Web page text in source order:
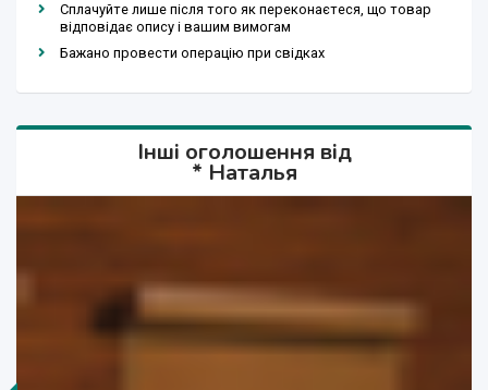
Сплачуйте лише після того як переконаєтеся, що товар
відповідає опису і вашим вимогам
Бажано провести операцію при свідках
Інші оголошення від
* Наталья